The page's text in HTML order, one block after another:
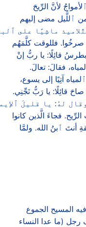
لأنَّ الرِّيحَ
ﭐللَّيل مضى إليهم
ماشِيًا على
فللوقت كلَّمَهُم
بطرسُ قائِلًا: يا ربُّ إنْ
فقالَ: تعالَ.
آتِيًا إلى يسوع،
قائِلًا: يا رَبُّ نَجِّنِي.
لهُ: يا قليلَ
فجاءَ الَّذين كانوا
أنتَ ﭐبنُ الله. ولمَّا
المسيح الجموع
رجل (ما عدا النساء